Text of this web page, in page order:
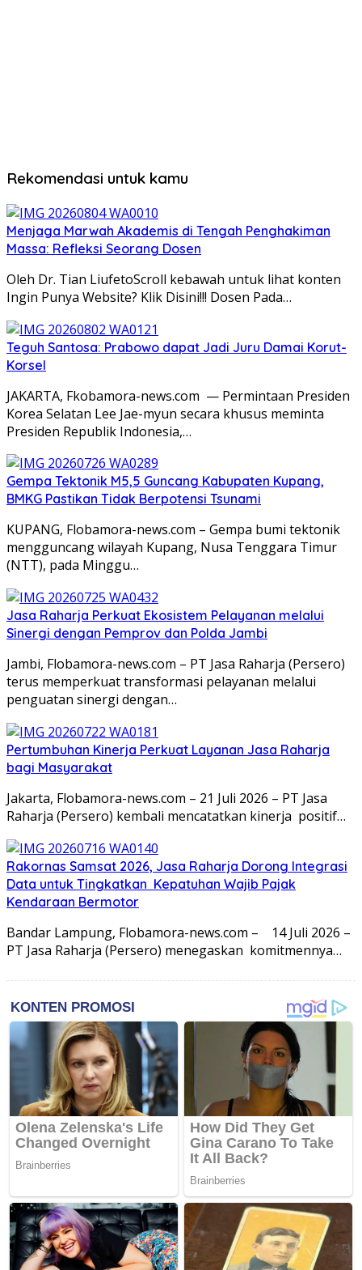
Rekomendasi untuk kamu
Menjaga Marwah Akademis di Tengah Penghakiman
Massa: Refleksi Seorang Dosen
Oleh Dr. Tian LiufetoScroll kebawah untuk lihat konten
Ingin Punya Website? Klik Disini!!! Dosen Pada…
Teguh Santosa: Prabowo dapat Jadi Juru Damai Korut-
Korsel
JAKARTA, Fkobamora-news.com — Permintaan Presiden
Korea Selatan Lee Jae-myun secara khusus meminta
Presiden Republik Indonesia,…
Gempa Tektonik M5,5 Guncang Kabupaten Kupang,
BMKG Pastikan Tidak Berpotensi Tsunami
KUPANG, Flobamora-news.com – Gempa bumi tektonik
mengguncang wilayah Kupang, Nusa Tenggara Timur
(NTT), pada Minggu…
Jasa Raharja Perkuat Ekosistem Pelayanan melalui
Sinergi dengan Pemprov dan Polda Jambi
Jambi, Flobamora-news.com – PT Jasa Raharja (Persero)
terus memperkuat transformasi pelayanan melalui
penguatan sinergi dengan…
Pertumbuhan Kinerja Perkuat Layanan Jasa Raharja
bagi Masyarakat
Jakarta, Flobamora-news.com – 21 Juli 2026 – PT Jasa
Raharja (Persero) kembali mencatatkan kinerja positif…
Rakornas Samsat 2026, Jasa Raharja Dorong Integrasi
Data untuk Tingkatkan Kepatuhan Wajib Pajak
Kendaraan Bermotor
Bandar Lampung, Flobamora-news.com – 14 Juli 2026 –
PT Jasa Raharja (Persero) menegaskan komitmennya…